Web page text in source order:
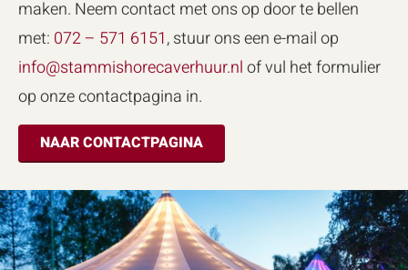
maken. Neem contact met ons op door te bellen
met: 072 – 571 6151, stuur ons een e-mail op
info@stammishorecaverhuur.nlof vul het formulier
op onze contactpagina in.
NAAR CONTACTPAGINA